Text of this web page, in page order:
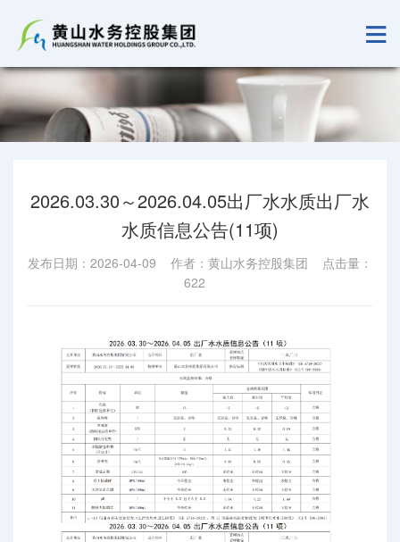
2026.03.30～2026.04.05出厂水水质出厂水
水质信息公告(11项)
发布日期：2026-04-09 作者：黄山水务控股集团 点击量：
622